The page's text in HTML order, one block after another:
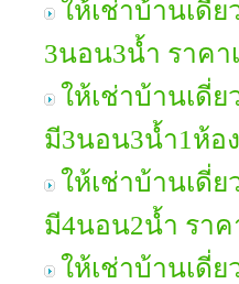
ให้เช่าบ้านเดี่ย
3นอน3น้ำ ราคา
ให้เช่าบ้านเดี่
มี3นอน3น้ำ1ห้อ
ให้เช่าบ้านเดี่
มี4นอน2น้ำ ราค
ให้เช่าบ้านเดี่